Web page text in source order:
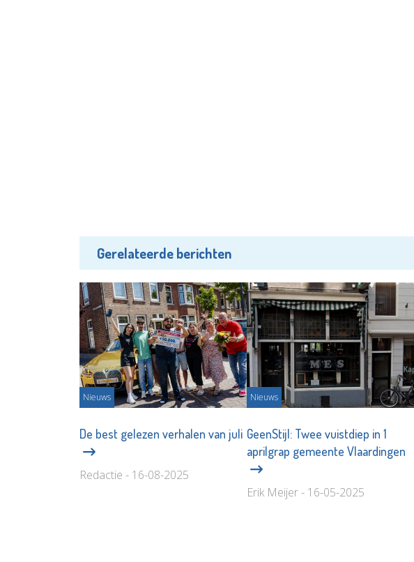
Gerelateerde berichten
Nieuws
De best gelezen verhalen van juli
Redactie - 16-08-2025
Nieuws
GeenStijl: Twee vuistdiep in 1
aprilgrap gemeente Vlaardingen
Erik Meijer - 16-05-2025